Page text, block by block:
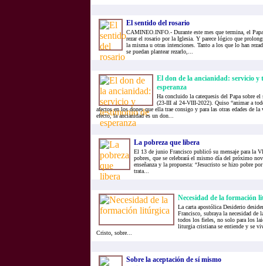
El sentido del rosario
CAMINEO.INFO.- Durante este mes que termina, el
rezar el rosario por la Iglesia. Y parece lógico que
la misma u otras intenciones. Tanto a los que lo han
se puedan plantear rezarlo,...
El don de la ancianidad: servicio y
esperanza
Ha concluido la catequesis del Papa sobre
(23-III al 24-VIII-2022). Quiso “animar a
afectos en los dones que ella trae consigo y para las otras edades de
efecto, la ancianidad es un don...
La pobreza que libera
El 13 de junio Francisco publicó su mensaje para la
pobres, que se celebrará el mismo día del próximo
enseñanza y la propuesta: “Jesucristo se hizo pobre
trata...
Necesidad de la formación
La carta apostólica Desiderio
Francisco, subraya la necesidad de
todos los fieles, no solo para los
liturgia cristiana se entiende y se
Cristo, sobre...
Sobre la aceptación de sí mismo